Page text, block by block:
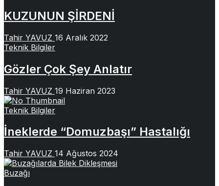
KUZUNUN ŞİRDENİ
Tahir YAVUZ 16 Aralık 2022
Teknik Bilgiler
Gözler Çok Şey Anlatır
Tahir YAVUZ 19 Haziran 2023
Teknik Bilgiler
İneklerde “Domuzbaşı” Hastalığı
Tahir YAVUZ 14 Ağustos 2024
Buzağı